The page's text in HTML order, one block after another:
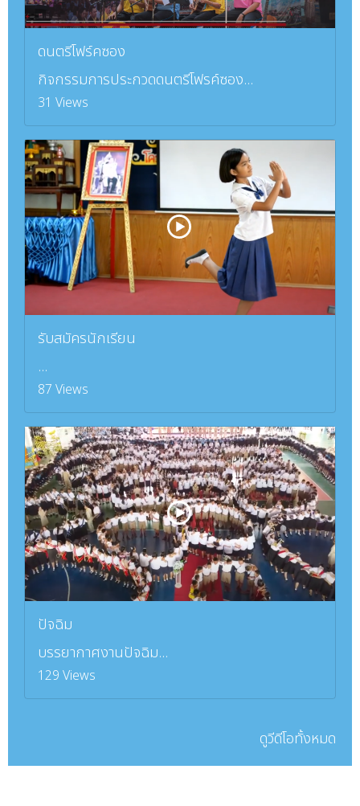
ดนตรีโฟร์คซอง
กิจกรรมการประกวดดนตรีโฟรค์ซอง...
31 Views
รับสมัครนักเรียน
...
87 Views
ปัจฉิม
บรรยากาศงานปัจฉิม...
129 Views
ดูวีดีโอทั้งหมด